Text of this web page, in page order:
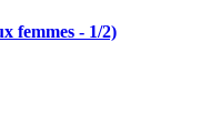
femmes - 1/2)